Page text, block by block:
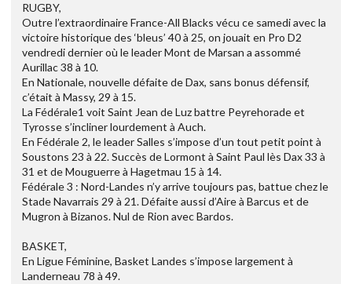
RUGBY,
Outre l’extraordinaire France-All Blacks vécu ce samedi avec la
victoire historique des ‘bleus’ 40 à 25, on jouait en Pro D2
vendredi dernier où le leader Mont de Marsan a assommé
Aurillac 38 à 10.
En Nationale, nouvelle défaite de Dax, sans bonus défensif,
c’était à Massy, 29 à 15.
La Fédérale1 voit Saint Jean de Luz battre Peyrehorade et
Tyrosse s’incliner lourdement à Auch.
En Fédérale 2, le leader Salles s’impose d’un tout petit point à
Soustons 23 à 22. Succès de Lormont à Saint Paul lès Dax 33 à
31 et de Mouguerre à Hagetmau 15 à 14.
Fédérale 3 : Nord-Landes n’y arrive toujours pas, battue chez le
Stade Navarrais 29 à 21. Défaite aussi d’Aire à Barcus et de
Mugron à Bizanos. Nul de Rion avec Bardos.
BASKET,
En Ligue Féminine, Basket Landes s’impose largement à
Landerneau 78 à 49.